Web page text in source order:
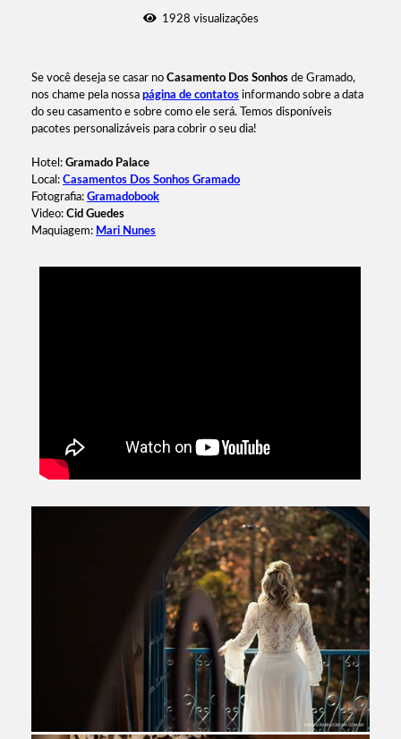
1928 visualizações
Se você deseja se casar no Casamento Dos Sonhos de Gramado,
nos chame pela nossa página de contatos informando sobre a data
do seu casamento e sobre como ele será. Temos disponíveis
pacotes personalizáveis para cobrir o seu dia!
Hotel: Gramado Palace
Local: Casamentos Dos Sonhos Gramado
Fotografia: Gramadobook
Video: Cid Guedes
Maquiagem: Mari Nunes